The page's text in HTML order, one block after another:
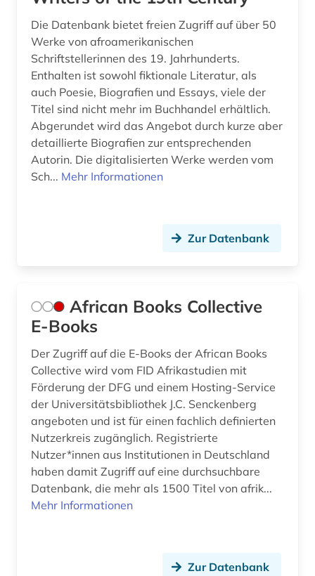
frauenarbeit (1)
frauenbefreiung (1)
frauenbewegung (3)
frauenbild (2)
frauenwahlrecht (1)
fremdwort (2)
frühe neuzeit (1)
fürstliche bibliothek corvey (1)
galloromanistik (14)
gedenktag (1)
gefangener (1)
geisteswissenschaften (31)
Die Datenbank bietet freien Zugriff auf über 50
Werke von afroamerikanischen
Schriftstellerinnen des 19. Jahrhunderts.
Enthalten ist sowohl fiktionale Literatur, als
auch Poesie, Biografien und Essays, viele der
Titel sind nicht mehr im Buchhandel erhältlich.
Abgerundet wird das Angebot durch kurze aber
detaillierte Biografien zur entsprechenden
Autorin. Die digitalisierten Werke werden vom
Sch... Mehr Informationen
Zur Datenbank
African Books Collective
E-Books
Der Zugriff auf die E-Books der African Books
Collective wird vom FID Afrikastudien mit
Förderung der DFG und einem Hosting-Service
der Universitätsbibliothek J.C. Senckenberg
angeboten und ist für einen fachlich definierten
Nutzerkreis zugänglich. Registrierte
Nutzer*innen aus Institutionen in Deutschland
haben damit Zugriff auf eine durchsuchbare
Datenbank, die mehr als 1500 Titel von afrik...
Mehr Informationen
Zur Datenbank